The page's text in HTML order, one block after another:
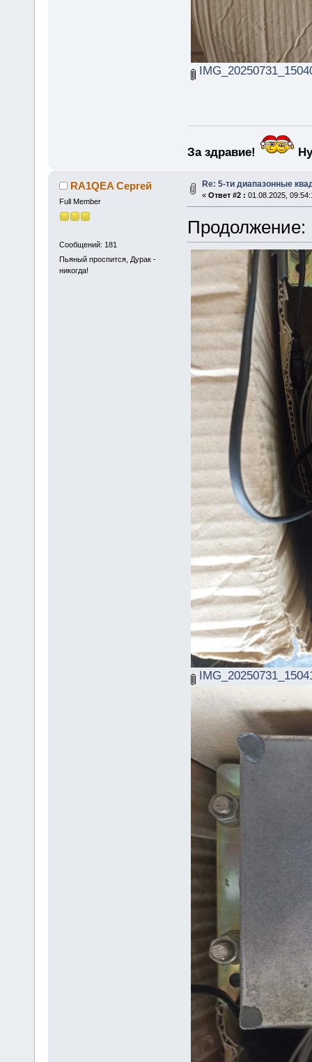
За здравие!
RA1QEA Сергей
Full Member
Сообщений: 181
Пьяный проспится, Дурак -
никогда!
Re: 5-ти диапазонные
« Ответ #2 : 01.08.2025,
Продолжение: